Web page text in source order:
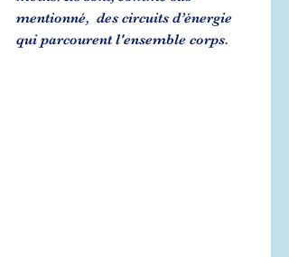
mentionné,  des circuits d’énergie
qui parcourent l'ensemble corps.